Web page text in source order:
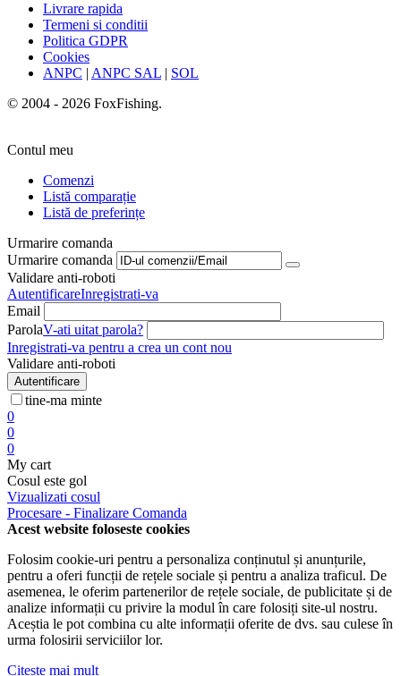
Livrare rapida
Termeni si conditii
Politica GDPR
Cookies
ANPC | ANPC SAL | SOL
© 2004 - 2026 FoxFishing.
Contul meu
Comenzi
Listă comparație
Listă de preferințe
Urmarire comanda
Urmarire comanda
Validare anti-roboti
AutentificareInregistrati-va
Email
ParolaV-ati uitat parola?
Inregistrati-va pentru a crea un cont nou
Validare anti-roboti
Autentificare
tine-ma minte
0
0
0
My cart
Cosul este gol
Vizualizati cosul
Procesare - Finalizare Comanda
Acest website foloseste cookies
Folosim cookie-uri pentru a personaliza conținutul și anunțurile,
pentru a oferi funcții de rețele sociale și pentru a analiza traficul. De
asemenea, le oferim partenerilor de rețele sociale, de publicitate și de
analize informații cu privire la modul în care folosiți site-ul nostru.
Aceștia le pot combina cu alte informații oferite de dvs. sau culese în
urma folosirii serviciilor lor.
Citeste mai mult